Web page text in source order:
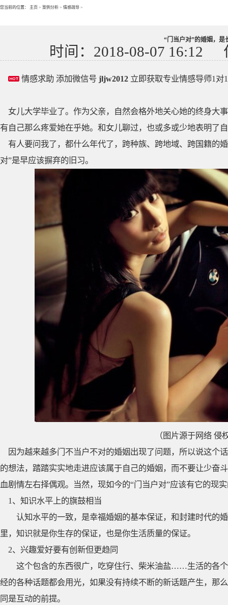
您当前的位置： 主页 > 案例分析 > 情感疏导 >
“门当户对”的婚姻，是
时间：2018-08-07 16:12
情感求助 添加微信号 jljw2012 立即获取专业情感导师1对
女儿大学毕业了。作为父亲，自然会格外地关心她的终身大
有自己那么疼爱她在乎她。和女儿聊过，也或多或少地表明了
有人要问我了，都什么年代了，跨种族、跨地域、跨国籍的
对”是早应该摒弃的旧习。
（图片源于网络 侵
因为越来越多门不当户不对的婚姻出现了问题，所以说这个
的想法，踏踏实实地走进应该属于自己的婚姻，而不要让少奋
血剧情左右择偶观。当然，现如今的“门当户对”应该有它的现
1、知识水平上的旗鼓相当
认知水平的一致，是幸福婚姻的基本保证，和封建时代的
里，知识就是你生存的保证，也是你生活质量的保证。
2、兴趣爱好要有创新但更趋同
这个包含的东西很广，吃穿住行、柴米油盐……生活的各
经的各种话题都会用光，如果没有持续不断的新话题产生，那
同是互动的前提。